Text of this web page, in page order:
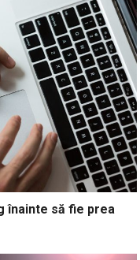
înainte să fie prea